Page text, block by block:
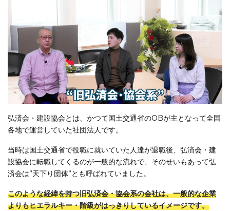
弘済会・建設協会とは、かつて国土交通省のOBが主となって全国
各地で運営していた社団法人です。
当時は国土交通省で役職に就いていた人達が退職後、弘済会・建
設協会に転職してくるのが一般的な流れで、そのせいもあって弘
済会は”天下り団体”とも呼ばれていました。
このような経緯を持つ旧弘済会・協会系の会社は、一般的な企業
よりもヒエラルキー・階級がはっきりしているイメージです。